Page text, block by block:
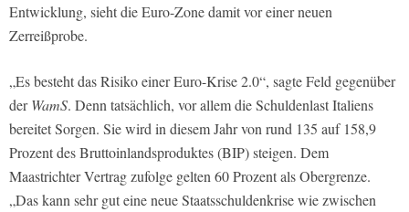
Entwicklung, sieht die Euro-Zone damit vor einer neuen
Zerreißprobe.
„Es besteht das Risiko einer Euro-Krise 2.0“, sagte Feld gegenüber
derWamS. Denn tatsächlich, vor allem die Schuldenlast Italiens
bereitet Sorgen. Sie wird in diesem Jahr von rund 135 auf 158,9
Prozent des Bruttoinlandsproduktes (BIP) steigen. Dem
Maastrichter Vertrag zufolge gelten 60 Prozent als Obergrenze.
„Das kann sehr gut eine neue Staatsschuldenkrise wie zwischen